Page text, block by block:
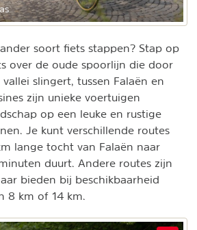
soort fiets stappen? Stap op
over de oude spoorlijn die door
slingert, tussen Falaën en
zijn unieke voertuigen
op een leuke en rustige
Je kunt verschillende routes
lange tocht van Falaën naar
duurt. Andere routes zijn
bieden bij beschikbaarheid
8 km of 14 km.